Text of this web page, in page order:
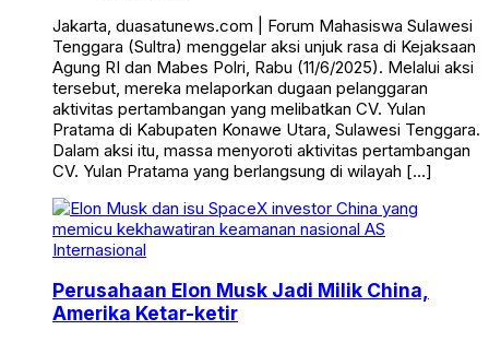
Jakarta, duasatunews.com | Forum Mahasiswa Sulawesi
Tenggara (Sultra) menggelar aksi unjuk rasa di Kejaksaan
Agung RI dan Mabes Polri, Rabu (11/6/2025). Melalui aksi
tersebut, mereka melaporkan dugaan pelanggaran
aktivitas pertambangan yang melibatkan CV. Yulan
Pratama di Kabupaten Konawe Utara, Sulawesi Tenggara.
Dalam aksi itu, massa menyoroti aktivitas pertambangan
CV. Yulan Pratama yang berlangsung di wilayah […]
Internasional
Perusahaan Elon Musk Jadi Milik China,
Amerika Ketar-ketir